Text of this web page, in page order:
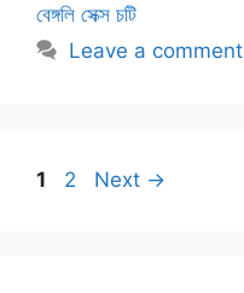
বেঙ্গলি সেক্স চটি
Leave a comment
Page
1 Page
2 Next →